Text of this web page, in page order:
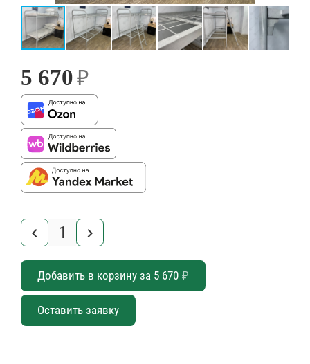
5 670₽
keyboard_arrow_left keyboard_arrow_right
Добавить в корзину за 5 670 ₽
Оставить заявку